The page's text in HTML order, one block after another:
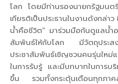
โลก โดยมีท่านรองนายกรัฐมน
เกียรติเป็นประธานในงานดังกล่า
น้ำคือชีวิต” มาร่วมมือกันดูแลน้ำ
สัมพันธ์ให้กับโลก มีวัตถุประสง
ประชาสัมพันธ์เชิญชวนคนรุ่นใหม่แ
ในการรับรู้ และมีบทบาทในการบ
ขึ้น รวมทั้งกระตุ้นเตือนทุกภาค